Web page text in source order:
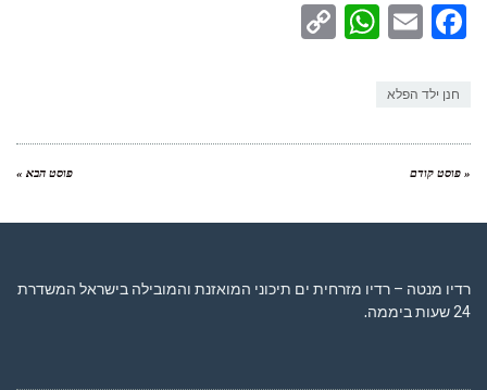
Facebook
Email
WhatsApp
חנן ילד הפלא
« פוסט קודם פוסט הבא »
רדיו מנטה – רדיו מזרחית ים תיכוני המואזנת והמובילה בישראל המשדרת
24 שעות ביממה,